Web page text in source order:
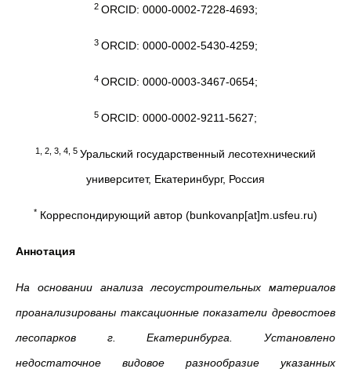
2 ORCID: 0000-0002-7228-4693;
3 ORCID: 0000-0002-5430-4259;
4 ORCID: 0000-0003-3467-0654;
5 ORCID: 0000-0002-9211-5627;
1, 2, 3, 4, 5 Уральский государственный лесотехнический
университет, Екатеринбург, Россия
* Корреспондирующий автор (bunkovanp[at]m.usfeu.ru)
Аннотация
На основании анализа лесоустроительных материалов
проанализированы таксационные показатели древостоев
лесопарков г. Екатеринбурга. Установлено
недостаточное видовое разнообразие указанных